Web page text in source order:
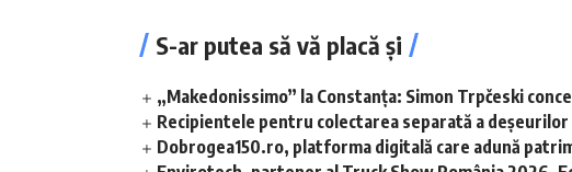
S-ar putea să vă placă și
„Makedonissimo” la Constanța: Simon Trpčeski
Recipientele pentru colectarea separată a deșeurilor
Dobrogea150.ro, platforma digitală care adună